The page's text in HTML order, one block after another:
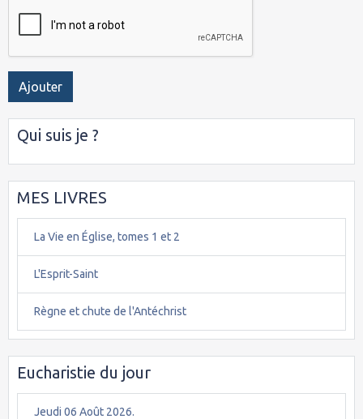
Ajouter
Qui suis je ?
MES LIVRES
La Vie en Église, tomes 1 et 2
L'Esprit-Saint
Règne et chute de l'Antéchrist
Eucharistie du jour
Jeudi 06 Août 2026.